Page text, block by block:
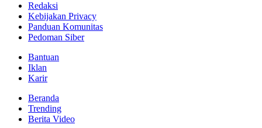
Redaksi
Kebijakan Privacy
Panduan Komunitas
Pedoman Siber
Bantuan
Iklan
Karir
Beranda
Trending
Berita Video